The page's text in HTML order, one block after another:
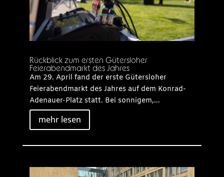
Rückblick zum ersten Gütersloher
Feierabendmarkt des Jahres
Am 29. April fand der erste Gütersloher
Feierabendmarkt des Jahres auf dem Konrad-
Adenauer-Platz statt. Bei sonnigem,...
mehr lesen